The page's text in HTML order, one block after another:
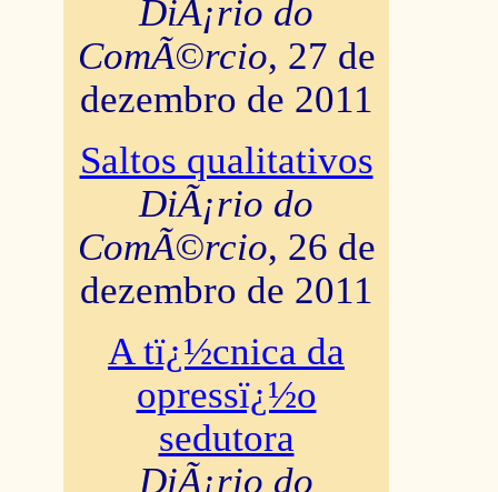
DiÃ¡rio do
ComÃ©rcio, 27 de
dezembro de 2011
Saltos qualitativos
DiÃ¡rio do
ComÃ©rcio, 26 de
dezembro de 2011
A tï¿½cnica da
opressï¿½o
sedutora
DiÃ¡rio do